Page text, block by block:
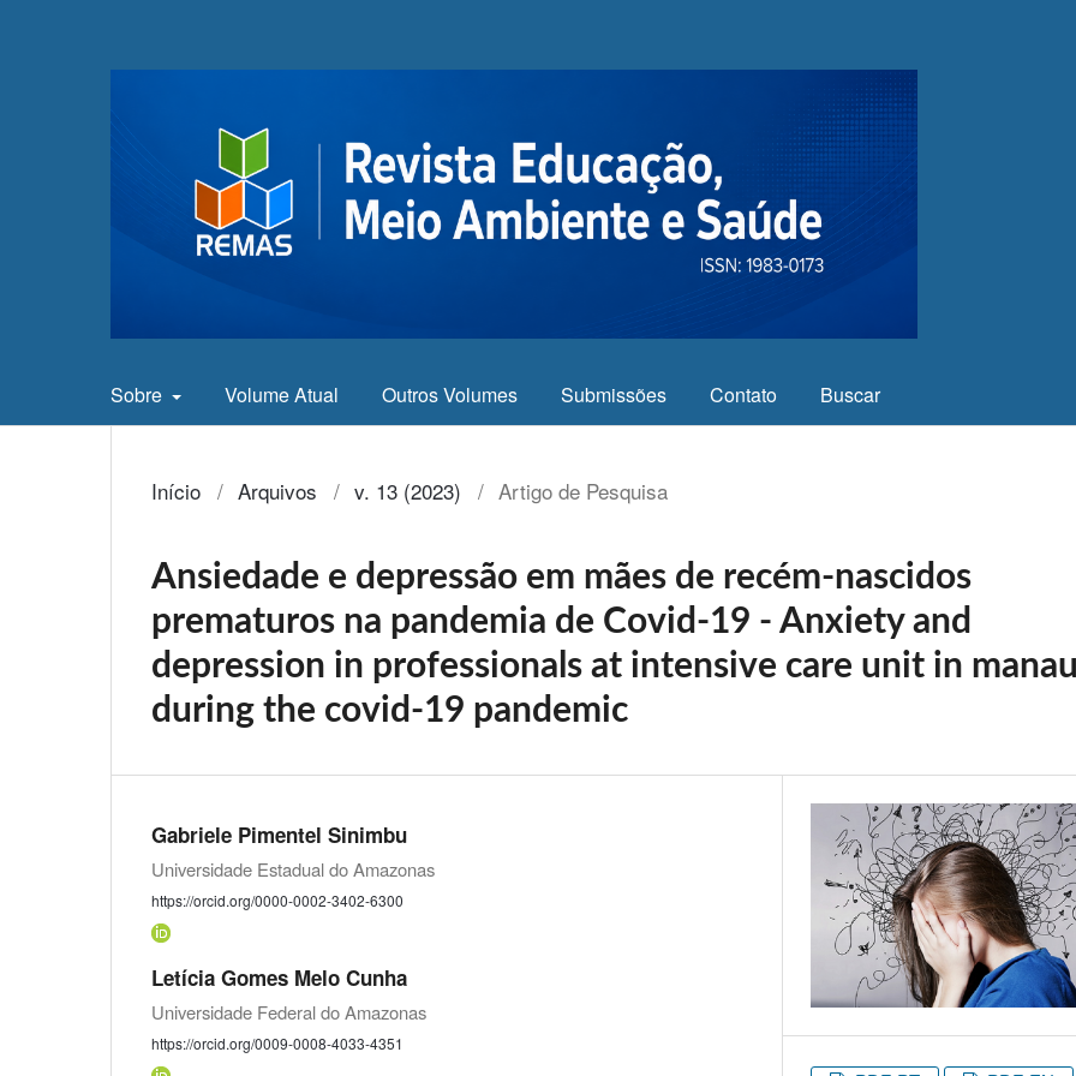
Sobre Volume Atual Outros Volumes Submissões Contato Buscar
Início / Arquivos / v. 13 (2023) / Artigo de Pesquisa
Ansiedade e depressão em mães de recém-nascidos
prematuros na pandemia de Covid-19 - Anxiety and
depression in professionals at intensive care unit in
during the covid-19 pandemic
Gabriele Pimentel Sinimbu
Universidade Estadual do Amazonas
https://orcid.org/0000-0002-3402-6300
Letícia Gomes Melo Cunha
Universidade Federal do Amazonas
https://orcid.org/0009-0008-4033-4351